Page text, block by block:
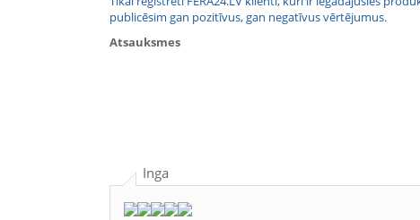
publicēsim gan pozitīvus, gan negatīvus vērtējumus.
Atsauksmes
Inga